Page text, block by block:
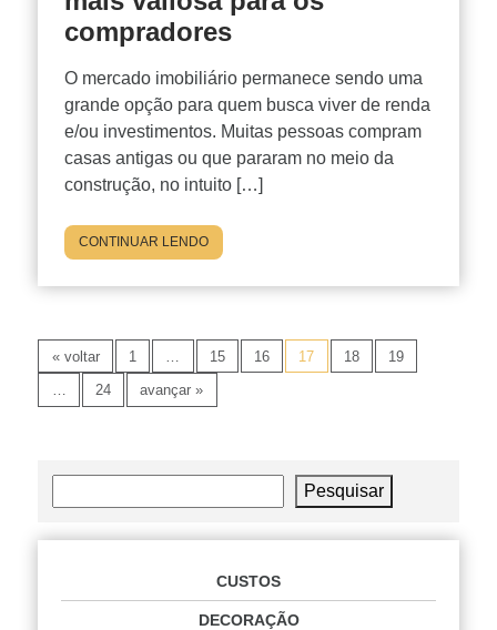
compradores
O mercado imobiliário permanece sendo uma
grande opção para quem busca viver de renda
e/ou investimentos. Muitas pessoas compram
casas antigas ou que pararam no meio da
construção, no intuito […]
CONTINUAR LENDO
« voltar 1 15 16 17 18 19
… 24 avançar »
Pesquisar
CUSTOS
DECORAÇÃO